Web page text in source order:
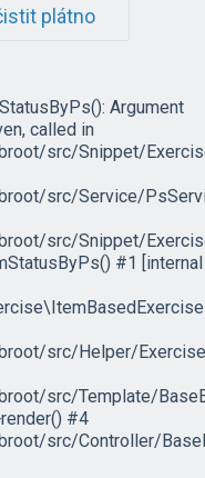
plátno
Argument
called in
src/Snippet/
src/Service/
src/Snippet/
#1 [internal
src/Helper/
src/Template/
#4
src/Controller/